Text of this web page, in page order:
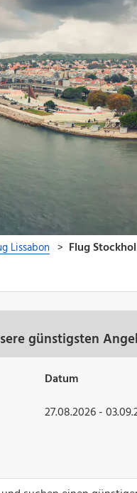
günstigsten
Datum
27.08.2026 -